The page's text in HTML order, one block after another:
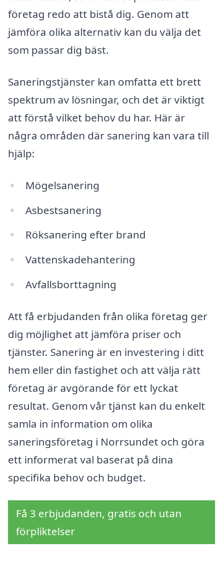
företag redo att bistå dig. Genom att
jämföra olika alternativ kan du välja det
som passar dig bäst.
Saneringstjänster kan omfatta ett brett
spektrum av lösningar, och det är viktigt
att förstå vilket behov du har. Här är
några områden där sanering kan vara till
hjälp:
Mögelsanering
Asbestsanering
Röksanering efter brand
Vattenskadehantering
Avfallsborttagning
Att få erbjudanden från olika företag ger
dig möjlighet att jämföra priser och
tjänster. Sanering är en investering i ditt
hem eller din fastighet och att välja rätt
företag är avgörande för ett lyckat
resultat. Genom vår tjänst kan du enkelt
samla in information om olika
saneringsföretag i Norrsundet och göra
ett informerat val baserat på dina
specifika behov och budget.
Få 3 erbjudanden, gratis och utan
förpliktelser